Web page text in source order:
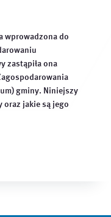
wprowadzona do
zastąpiła ona
gminy. Niniejszy
oraz jakie są jego